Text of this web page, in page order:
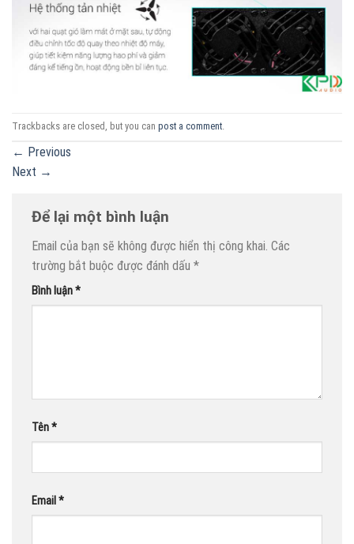
Trackbacks are closed, but you can post a comment.
← Previous
Next →
Để lại một bình luận
Email của bạn sẽ không được hiển thị công khai. Các
trường bắt buộc được đánh dấu *
Bình luận*
Tên*
Email *